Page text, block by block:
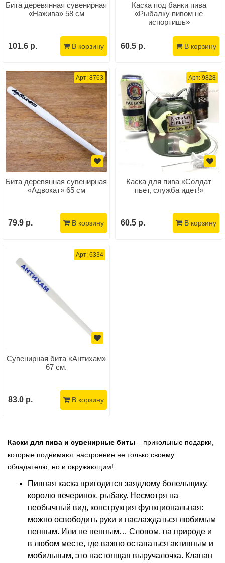
Бита деревянная сувенирная
«Нажива» 58 см
101.6 р. В корзину
Каска под банки пива
«Рыбалку пивом не
испортишь»
60.5 р. В корзину
Арт: 8763
Бита деревянная сувенирная
«Адвокат» 65 см
79.9 р. В корзину
Арт: 9828
Каска для пива «Солдат
пьет, служба идет!»
60.5 р. В корзину
Арт: 6334
Сувенирная бита «Антихам»
67 см.
83.0 р. В корзину
Каски для пива и сувенирные биты – прикольные подарки,
которые поднимают настроение не только своему
обладателю, но и окружающим!
Пивная каска пригодится заядлому болельщику,
королю вечеринок, рыбаку. Несмотря на
необычный вид, конструкция функциональная:
можно освободить руки и наслаждаться любимым
пенным. Или не пенным… Словом, на природе и
в любом месте, где важно оставаться активным и
мобильным, это настоящая выручалочка. Клапан